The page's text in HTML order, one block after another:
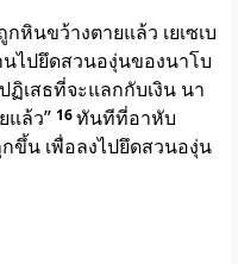
หินขว้างตายแล้ว เยเซเบ
ไปยึดสวนองุ่นของนาโบ
ฏิเสธที่จะแลกกับเงิน นา
แล้ว” 16ทันทีที่อาหับ
ขึ้น เพื่อลงไปยึดสวนองุ่น